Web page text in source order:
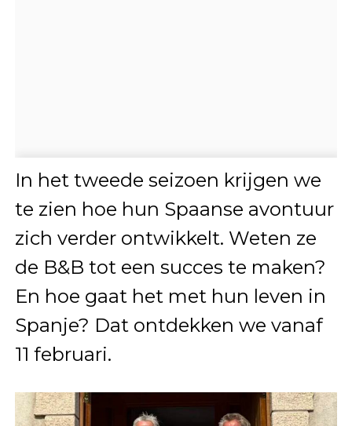
In het tweede seizoen krijgen we
te zien hoe hun Spaanse avontuur
zich verder ontwikkelt. Weten ze
de B&B tot een succes te maken?
En hoe gaat het met hun leven in
Spanje? Dat ontdekken we vanaf
11 februari.